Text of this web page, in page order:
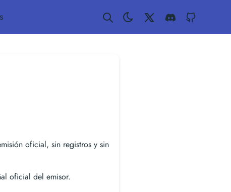
Twitter Discord
oficial, sin registros y sin
oficial del emisor.